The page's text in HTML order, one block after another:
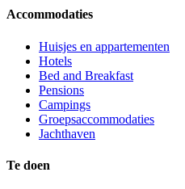
Accommodaties
Huisjes en appartementen
Hotels
Bed and Breakfast
Pensions
Campings
Groepsaccommodaties
Jachthaven
Te doen